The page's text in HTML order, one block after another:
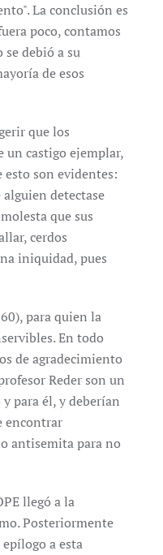
La conclusión es
poco, contamos
debió a su
de esos
que los
un castigo ejemplar,
esto son evidentes:
detectase
que sus
cerdos
iniquidad, pues
para quien la
En todo
de agradecimiento
Reder son un
para él, y deberían
encontrar
antisemita para no
llegó a la
Posteriormente
epílogo a esta